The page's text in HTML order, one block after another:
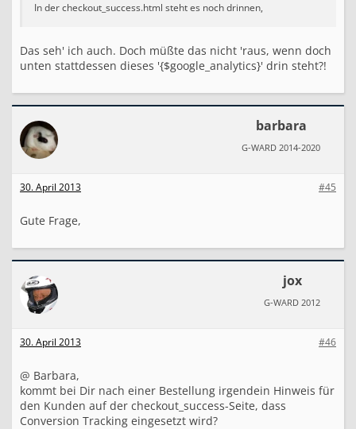
In der checkout_success.html steht es noch drinnen,
Das seh' ich auch. Doch müßte das nicht 'raus, wenn doch
unten stattdessen dieses '{$google_analytics}' drin steht?!
barbara
G-WARD 2014-2020
#45
30. April 2013
Gute Frage,
jox
G-WARD 2012
#46
30. April 2013
@ Barbara,
kommt bei Dir nach einer Bestellung irgendein Hinweis für
den Kunden auf der checkout_success-Seite, dass
Conversion Tracking eingesetzt wird?